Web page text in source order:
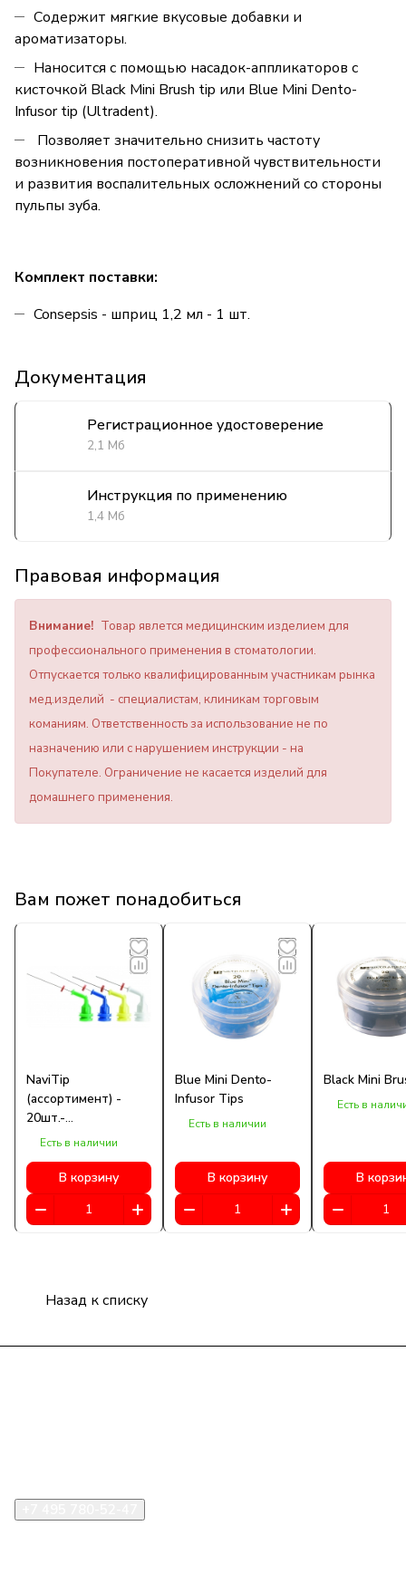
Содержит мягкие вкусовые добавки и
ароматизаторы.
Наносится с помощью насадок-аппликаторов с
кисточкой Black Mini Brush tip или Blue Mini Dento-
Infusor tip (Ultradent).
Позволяет значительно снизить частоту
возникновения постоперативной чувствительности
и развития воспалительных осложнений со стороны
пульпы зуба.
Комплект поставки:
Consepsis - шприц 1,2 мл - 1 шт.
Документация
Регистрационное удостоверение
2,1 Мб
Инструкция по применению
1,4 Мб
Правовая информация
Внимание! Товар явлется медицинским изделием для
профессионального применения в стоматологии.
Отпускается только квалифицированным участникам рынка
мед.изделий - специалистам, клиникам торговым
команиям. Ответственность за использование не по
назначению или с нарушением инструкции - на
Покупателе. Ограничение не касается изделий для
домашнего применения.
Вам пожет понадобиться
NaviTip
(ассортимент) -
20шт.-
эндодонтические
Есть в наличии
В корзину
Blue Mini Dento-
Infusor Tips
Есть в наличии
В корзину
Black Mini
Есть в
В
Назад к списку